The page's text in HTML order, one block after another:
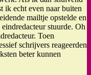
ik echt even naar buiten
mailtje opstelde en
stuurde. Oh
Toen
schrijvers reageerden
beter kunnen